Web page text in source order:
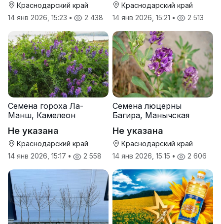
Краснодарский край
14 янв 2026, 15:23 • 2 438
Краснодарский край
14 янв 2026, 15:21 • 2 513
Семена гороха Ла-
Манш, Камелеон
Не указана
Краснодарский край
14 янв 2026, 15:17 • 2 558
Семена люцерны
Багира, Манычская
Не указана
Краснодарский край
14 янв 2026, 15:15 • 2 606